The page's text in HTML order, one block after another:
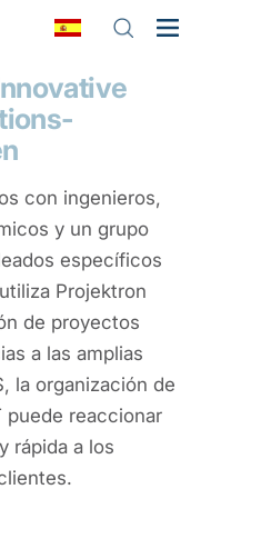
con ingenieros,
y un grupo
específicos
Projektron
de proyectos
a las amplias
la organización de
puede reaccionar
rápida a los